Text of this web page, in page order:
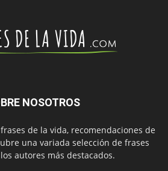
NOSOTROS
de la vida, recomendaciones de
una variada selección de frases
autores más destacados.